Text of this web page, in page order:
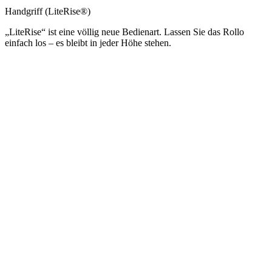
Handgriff (LiteRise®)
„LiteRise“ ist eine völlig neue Bedienart. Lassen Sie das Rollo
einfach los – es bleibt in jeder Höhe stehen.